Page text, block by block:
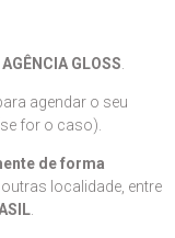
AGÊNCIA GLOSS
agendar o seu
for o caso).
de forma
outras localidade, entre